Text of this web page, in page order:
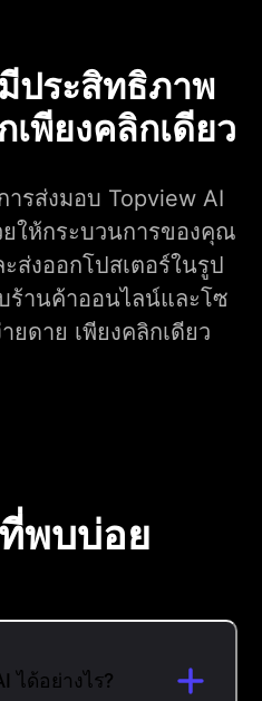
ประสิทธิภาพ
เพียงคลิกเดียว
ารส่งมอบ Topview AI
ให้กระบวนการของคุณ
ส่งออกโปสเตอร์ในรูป
ร้านค้าออนไลน์และโซ
ยดาย เพียงคลิกเดียว
พบบ่อย
ได้อย่างไร?